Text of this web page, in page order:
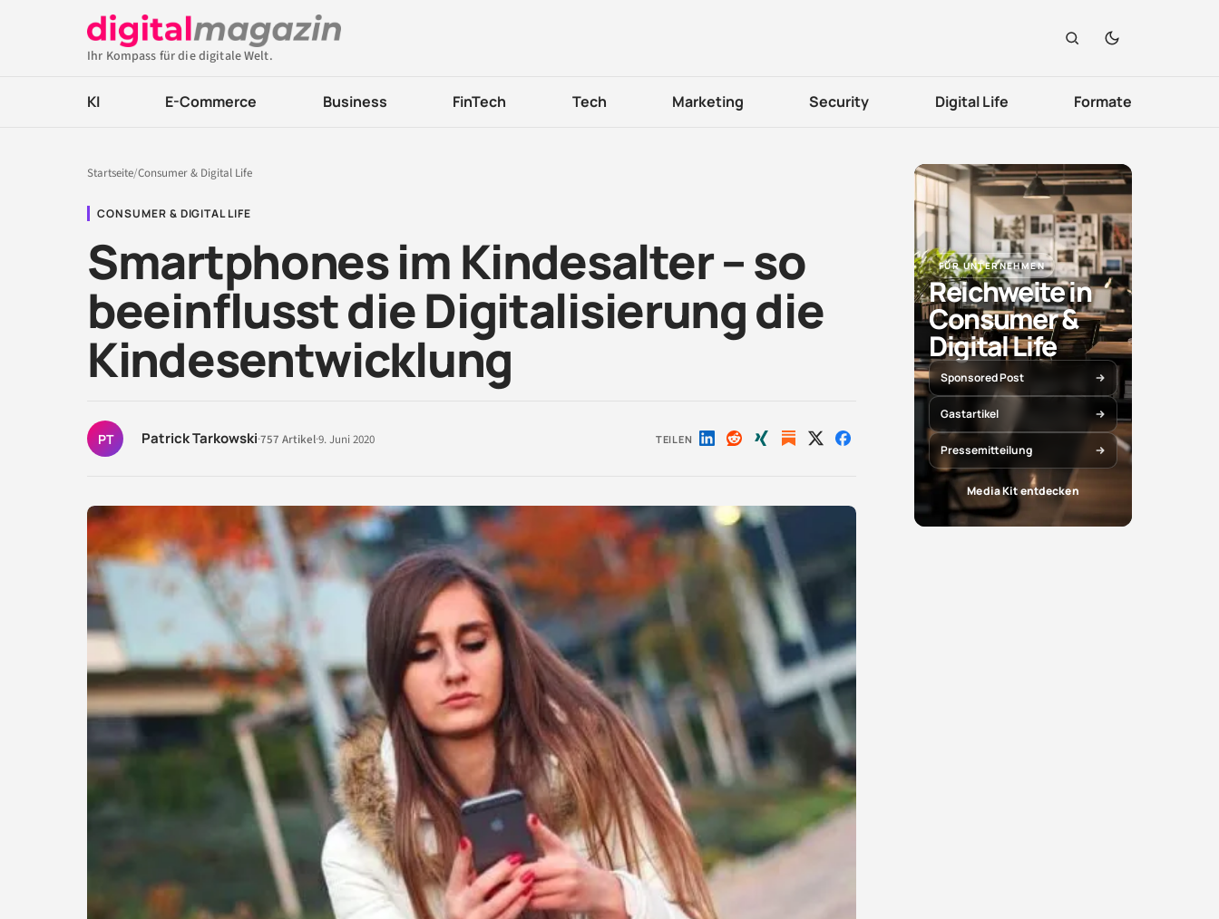
Ihr Kompass für die digitale Welt.
KI E-Commerce Business FinTech Tech Marketing Security Digital Life Formate
Startseite/Consumer & Digital Life
CONSUMER & DIGITAL LIFE
Smartphones im Kindesalter – so
beeinflusst die Digitalisierung die
Kindesentwicklung
PT Patrick Tarkowski·757 Artikel·9. Juni 2020 TEILEN Auf Auf Auf Auf Auf
FÜR UNTERNEHMEN
Reichweite in
Consumer &
Digital Life
Sponsored Post
Gastartikel
Pressemitteilung
Media Kit entdecken